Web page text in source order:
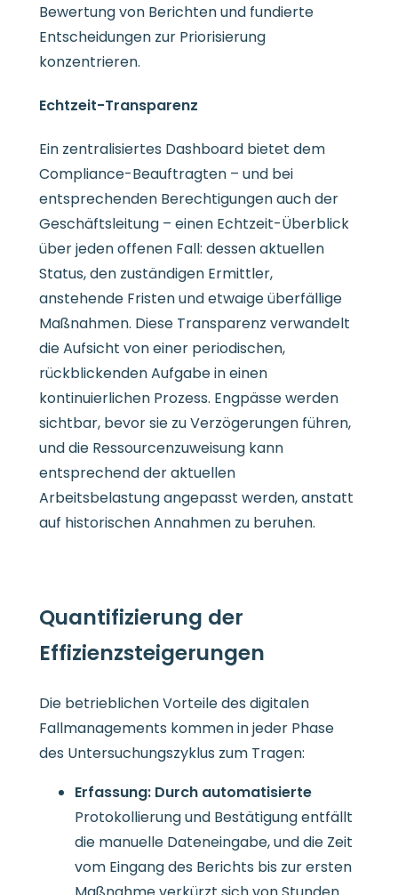
Bewertung von Berichten und fundierte
Entscheidungen zur Priorisierung
konzentrieren.
Echtzeit-Transparenz
Ein zentralisiertes Dashboard bietet dem
Compliance-Beauftragten – und bei
entsprechenden Berechtigungen auch der
Geschäftsleitung – einen Echtzeit-Überblick
über jeden offenen Fall: dessen aktuellen
Status, den zuständigen Ermittler,
anstehende Fristen und etwaige überfällige
Maßnahmen. Diese Transparenz verwandelt
die Aufsicht von einer periodischen,
rückblickenden Aufgabe in einen
kontinuierlichen Prozess. Engpässe werden
sichtbar, bevor sie zu Verzögerungen führen,
und die Ressourcenzuweisung kann
entsprechend der aktuellen
Arbeitsbelastung angepasst werden, anstatt
auf historischen Annahmen zu beruhen.
Quantifizierung der
Effizienzsteigerungen
Die betrieblichen Vorteile des digitalen
Fallmanagements kommen in jeder Phase
des Untersuchungszyklus zum Tragen:
Erfassung: Durch automatisierte
Protokollierung und Bestätigung entfällt
die manuelle Dateneingabe, und die Zeit
vom Eingang des Berichts bis zur ersten